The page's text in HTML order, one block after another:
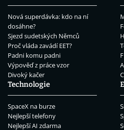
Nová superdávka: kdo na ní
dosáhne?
Sjezd sudetských Němců
Proč vláda zavádí EET?
Padni komu padni
Výpověď z práce vzor
Divoký kačer
Technologie
SpaceX na burze
Nejlepší telefony
Nejlepší AI zdarma